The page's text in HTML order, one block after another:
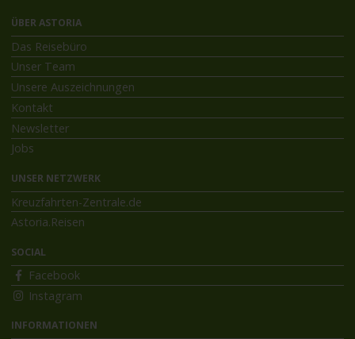
ÜBER ASTORIA
Das Reisebüro
Unser Team
Unsere Auszeichnungen
Kontakt
Newsletter
Jobs
UNSER NETZWERK
Kreuzfahrten-Zentrale.de
Astoria.Reisen
SOCIAL
Facebook
Instagram
INFORMATIONEN